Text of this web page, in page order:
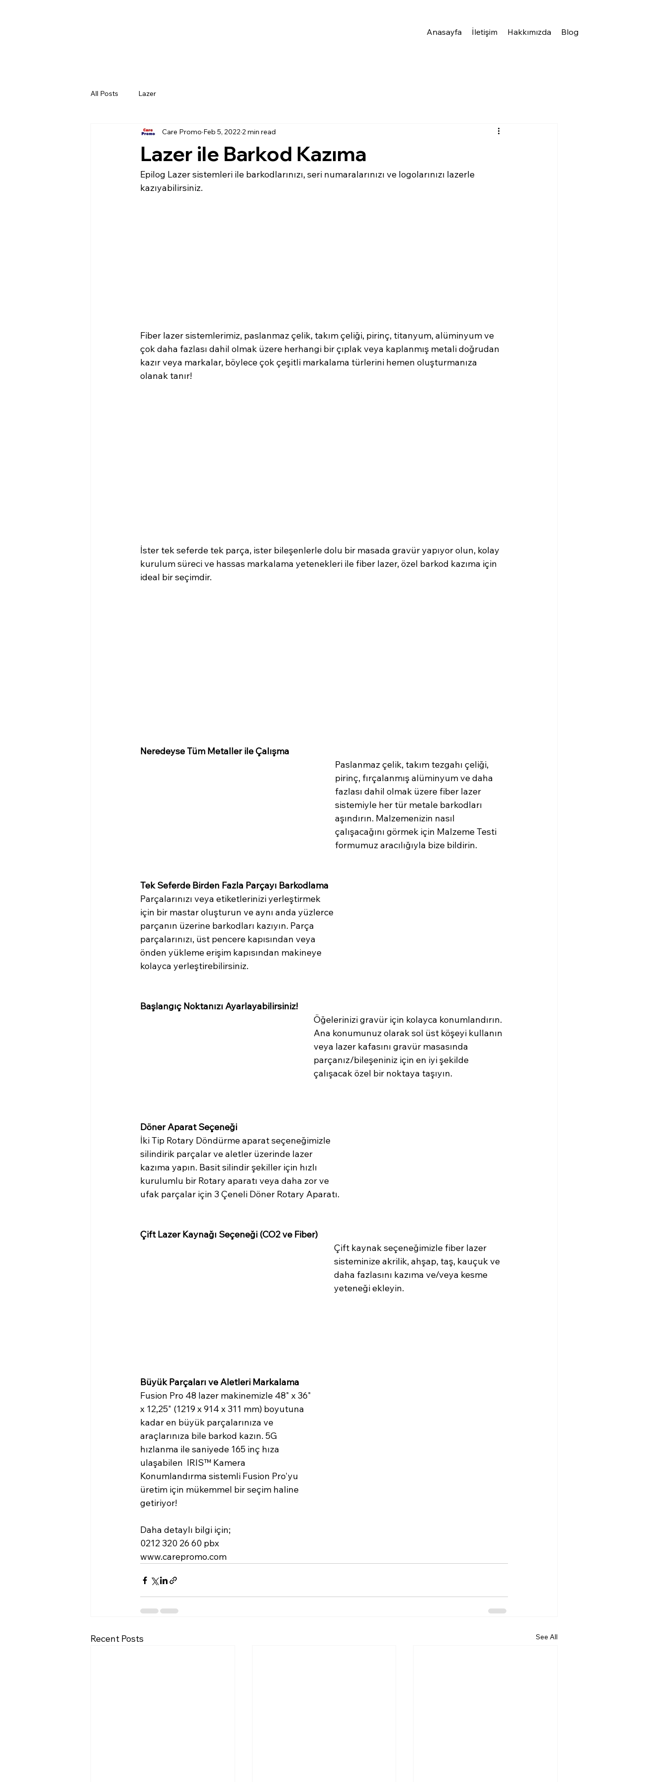
Anasayfa İletişim Hakkımızda Blog
All Posts Lazer
Lazer ile Barkod Kazıma
Care Promo Feb 5, 2022 2 min read
Epilog Lazer sistemleri ile barkodlarınızı, seri numaralarınızı ve logolarınızı lazerle
kazıyabilirsiniz.
Fiber lazer sistemlerimiz, paslanmaz çelik, takım çeliği, pirinç, titanyum, alüminyum ve
çok daha fazlası dahil olmak üzere herhangi bir çıplak veya kaplanmış metali doğrudan
kazır veya markalar, böylece çok çeşitli markalama türlerini hemen oluşturmanıza
olanak tanır!
İster tek seferde tek parça, ister bileşenlerle dolu bir masada gravür yapıyor olun, kolay
kurulum süreci ve hassas markalama yetenekleri ile fiber lazer, özel barkod kazıma için
ideal bir seçimdir.
Neredeyse Tüm Metaller ile Çalışma
Paslanmaz çelik, takım tezgahı çeliği,
pirinç, fırçalanmış alüminyum ve daha
fazlası dahil olmak üzere fiber lazer
sistemiyle her tür metale barkodları
aşındırın. Malzemenizin nasıl
çalışacağını görmek için Malzeme Testi
formumuz aracılığıyla bize bildirin.
Tek Seferde Birden Fazla Parçayı Barkodlama
Parçalarınızı veya etiketlerinizi yerleştirmek
için bir mastar oluşturun ve aynı anda yüzlerce
parçanın üzerine barkodları kazıyın. Parça
parçalarınızı, üst pencere kapısından veya
önden yükleme erişim kapısından makineye
kolayca yerleştirebilirsiniz.
Başlangıç Noktanızı Ayarlayabilirsiniz!
Öğelerinizi gravür için kolayca konumlandırın.
Ana konumunuz olarak sol üst köşeyi kullanın
veya lazer kafasını gravür masasında
parçanız/bileşeniniz için en iyi şekilde
çalışacak özel bir noktaya taşıyın.
Döner Aparat Seçeneği
İki Tip Rotary Döndürme aparat seçeneğimizle
silindirik parçalar ve aletler üzerinde lazer
kazıma yapın. Basit silindir şekiller için hızlı
kurulumlu bir Rotary aparatı veya daha zor ve
ufak parçalar için 3 Çeneli Döner Rotary Aparatı.
Çift Lazer Kaynağı Seçeneği (CO2 ve Fiber)
Çift kaynak seçeneğimizle fiber lazer
sisteminize akrilik, ahşap, taş, kauçuk ve
daha fazlasını kazıma ve/veya kesme
yeteneği ekleyin.
Büyük Parçaları ve Aletleri Markalama
Fusion Pro 48 lazer makinemizle 48" x 36"
x 12,25" (1219 x 914 x 311 mm) boyutuna
kadar en büyük parçalarınıza ve
araçlarınıza bile barkod kazın. 5G
hızlanma ile saniyede 165 inç hıza
ulaşabilen  IRIS™ Kamera
Konumlandırma sistemli Fusion Pro'yu
üretim için mükemmel bir seçim haline
getiriyor!
Daha detaylı bilgi için;
0212 320 26 60 pbx
www.carepromo.com
Recent Posts See All